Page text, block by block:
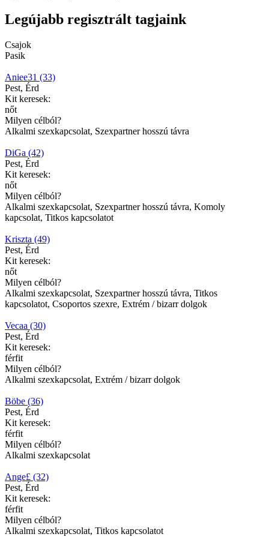
Legújabb regisztrált tagjaink
Csajok
Pasik
Aniee31 (33)
Pest, Érd
Kit keresek:
nőt
Milyen célból?
Alkalmi szexkapcsolat, Szexpartner hosszú távra
DiGa (42)
Pest, Érd
Kit keresek:
nőt
Milyen célból?
Alkalmi szexkapcsolat, Szexpartner hosszú távra, Komoly
kapcsolat, Titkos kapcsolatot
Kriszta (49)
Pest, Érd
Kit keresek:
nőt
Milyen célból?
Alkalmi szexkapcsolat, Szexpartner hosszú távra, Titkos
kapcsolatot, Csoportos szexre, Extrém / bizarr dolgok
Vecaa (30)
Pest, Érd
Kit keresek:
férfit
Milyen célból?
Alkalmi szexkapcsolat, Extrém / bizarr dolgok
Böbe (36)
Pest, Érd
Kit keresek:
férfit
Milyen célból?
Alkalmi szexkapcsolat
Ange£ (32)
Pest, Érd
Kit keresek:
férfit
Milyen célból?
Alkalmi szexkapcsolat, Titkos kapcsolatot